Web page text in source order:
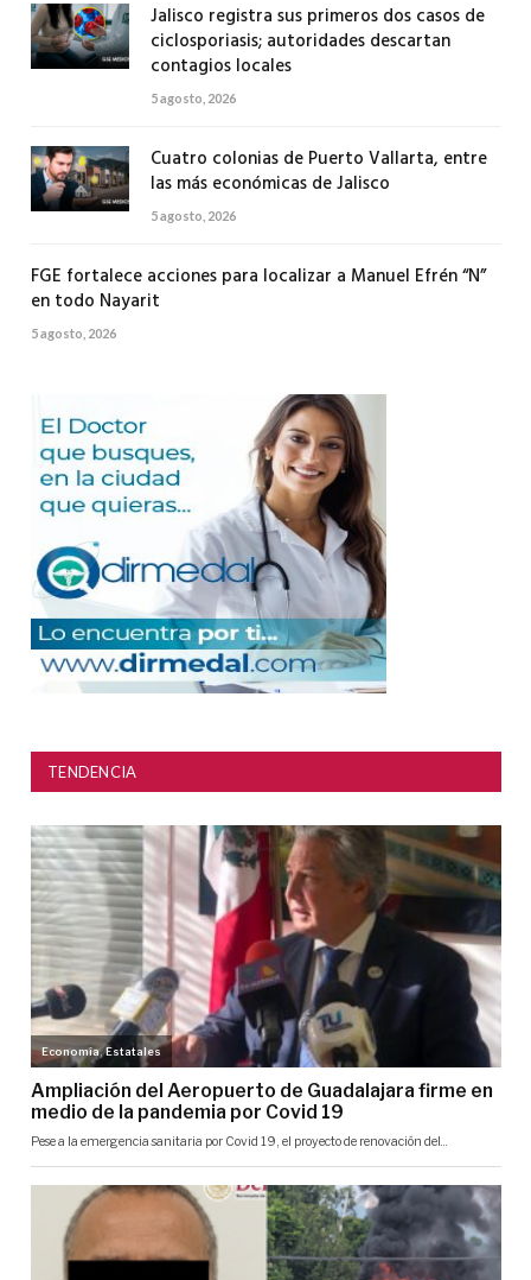
Jalisco registra sus primeros dos casos de
ciclosporiasis; autoridades descartan
contagios locales
5 agosto, 2026
Cuatro colonias de Puerto Vallarta, entre
las más económicas de Jalisco
5 agosto, 2026
FGE fortalece acciones para localizar a Manuel Efrén “N”
en todo Nayarit
5 agosto, 2026
TENDENCIA